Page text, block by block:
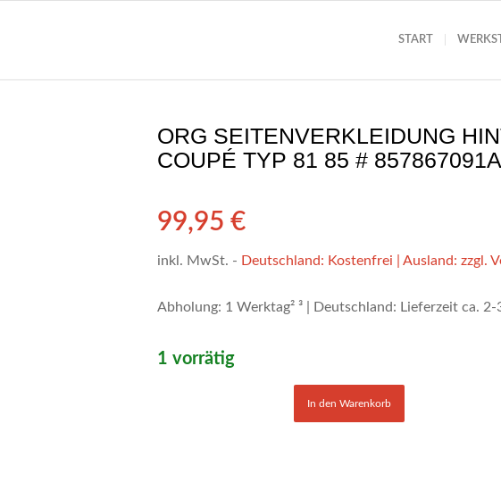
START
ORG SEITENVERKLEIDUNG
COUPÉ TYP 81 85 # 857867091A
99,95 €
inkl. MwSt. - Deutschland: Kostenfrei | Ausland: zzgl.
Abholung: 1 Werktag² ³ | Deutschland: Lieferzeit ca. 2-
1 vorrätig
In den Warenkorb